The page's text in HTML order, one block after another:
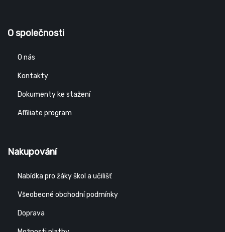
O společnosti
O nás
Kontakty
Dokumenty ke stažení
Affiliate program
Nakupování
Nabídka pro žáky škol a učilišť
Všeobecné obchodní podmínky
Doprava